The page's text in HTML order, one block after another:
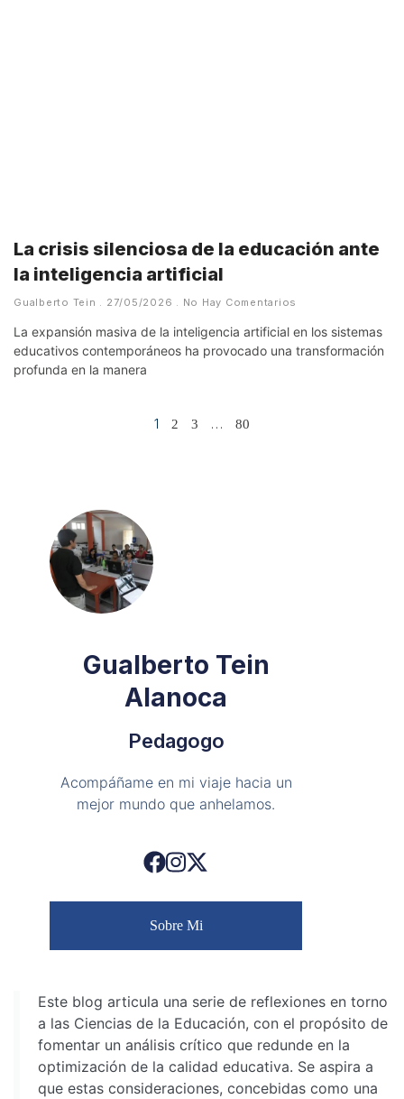
La crisis silenciosa de la educación ante
la inteligencia artificial
Gualberto Tein 27/05/2026 No Hay Comentarios
La expansión masiva de la inteligencia artificial en los sistemas
educativos contemporáneos ha provocado una transformación
profunda en la manera
1 2 3 … 80
Gualberto Tein
Alanoca
Pedagogo
Acompáñame en mi viaje hacia un
mejor mundo que anhelamos.
Sobre Mi
Este blog articula una serie de reflexiones en torno
a las Ciencias de la Educación, con el propósito de
fomentar un análisis crítico que redunde en la
optimización de la calidad educativa. Se aspira a
que estas consideraciones, concebidas como una